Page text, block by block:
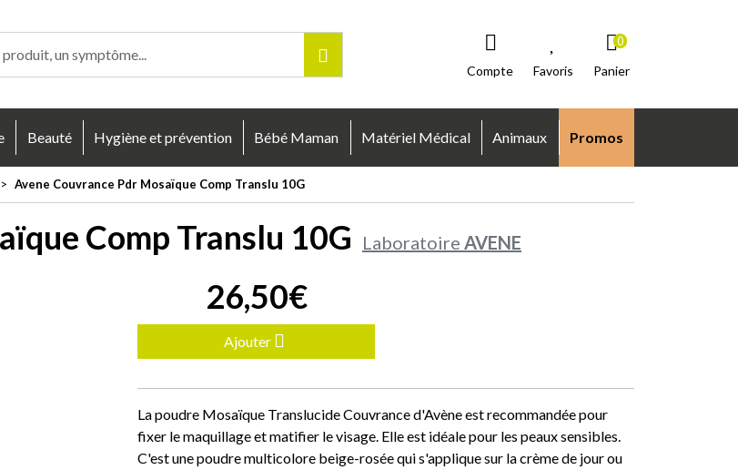
Compte Favoris Panier
0
Beauté Hygiène et prévention Bébé Maman Matériel Médical Animaux Promos
Avene Couvrance Pdr Mosaïque Comp Translu 10G
Comp Translu 10G Laboratoire AVENE
26,50€
Ajouter
La poudre Mosaïque Translucide Couvrance d'Avène est recommandée pour
fixer le maquillage et matifier le visage. Elle est idéale pour les peaux sensibles.
C'est une poudre multicolore beige-rosée qui s'applique sur la crème de jour ou